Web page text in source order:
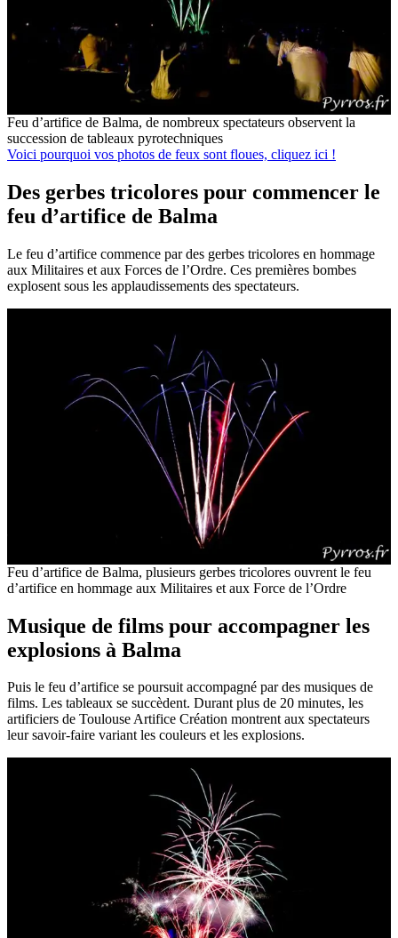
Feu d’artifice de Balma, de nombreux spectateurs observent la
succession de tableaux pyrotechniques
Voici pourquoi vos photos de feux sont floues, cliquez ici !
Des gerbes tricolores pour commencer le
feu d’artifice de Balma
Le feu d’artifice commence par des gerbes tricolores en hommage
aux Militaires et aux Forces de l’Ordre. Ces premières bombes
explosent sous les applaudissements des spectateurs.
Feu d’artifice de Balma, plusieurs gerbes tricolores ouvrent le feu
d’artifice en hommage aux Militaires et aux Force de l’Ordre
Musique de films pour accompagner les
explosions à Balma
Puis le feu d’artifice se poursuit accompagné par des musiques de
films. Les tableaux se succèdent. Durant plus de 20 minutes, les
artificiers de Toulouse Artifice Création montrent aux spectateurs
leur savoir-faire variant les couleurs et les explosions.